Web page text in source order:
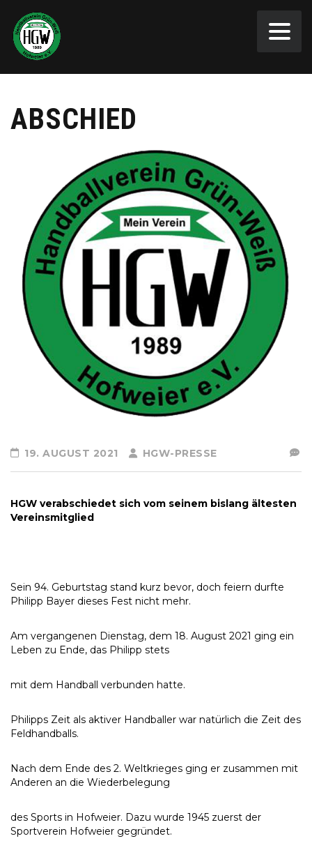
ABSCHIED
19. AUGUST 2021 HGW-PRESSE
HGW verabschiedet sich vom seinem bislang ältesten
Vereinsmitglied
Sein 94. Geburtstag stand kurz bevor, doch feiern durfte
Philipp Bayer dieses Fest nicht mehr.
Am vergangenen Dienstag, dem 18. August 2021 ging ein
Leben zu Ende, das Philipp stets
mit dem Handball verbunden hatte.
Philipps Zeit als aktiver Handballer war natürlich die Zeit des
Feldhandballs.
Nach dem Ende des 2. Weltkrieges ging er zusammen mit
Anderen an die Wiederbelegung
des Sports in Hofweier. Dazu wurde 1945 zuerst der
Sportverein Hofweier gegründet.